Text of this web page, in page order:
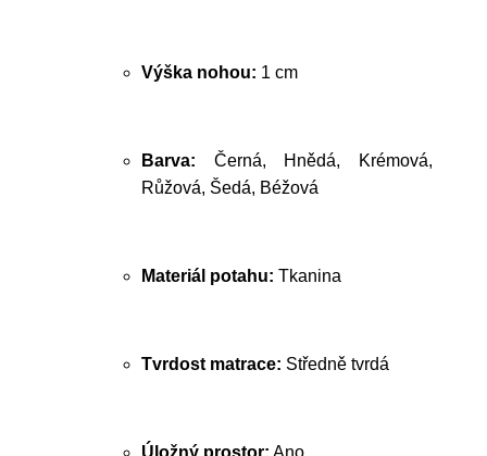
Výška nohou: 1 cm
Barva: Černá, Hnědá, Krémová,
Růžová, Šedá, Béžová
Materiál potahu: Tkanina
Tvrdost matrace: Středně tvrdá
Úložný prostor: Ano